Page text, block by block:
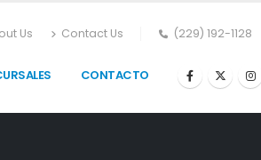
Us Contact Us (229) 192-1128
CONTACTO